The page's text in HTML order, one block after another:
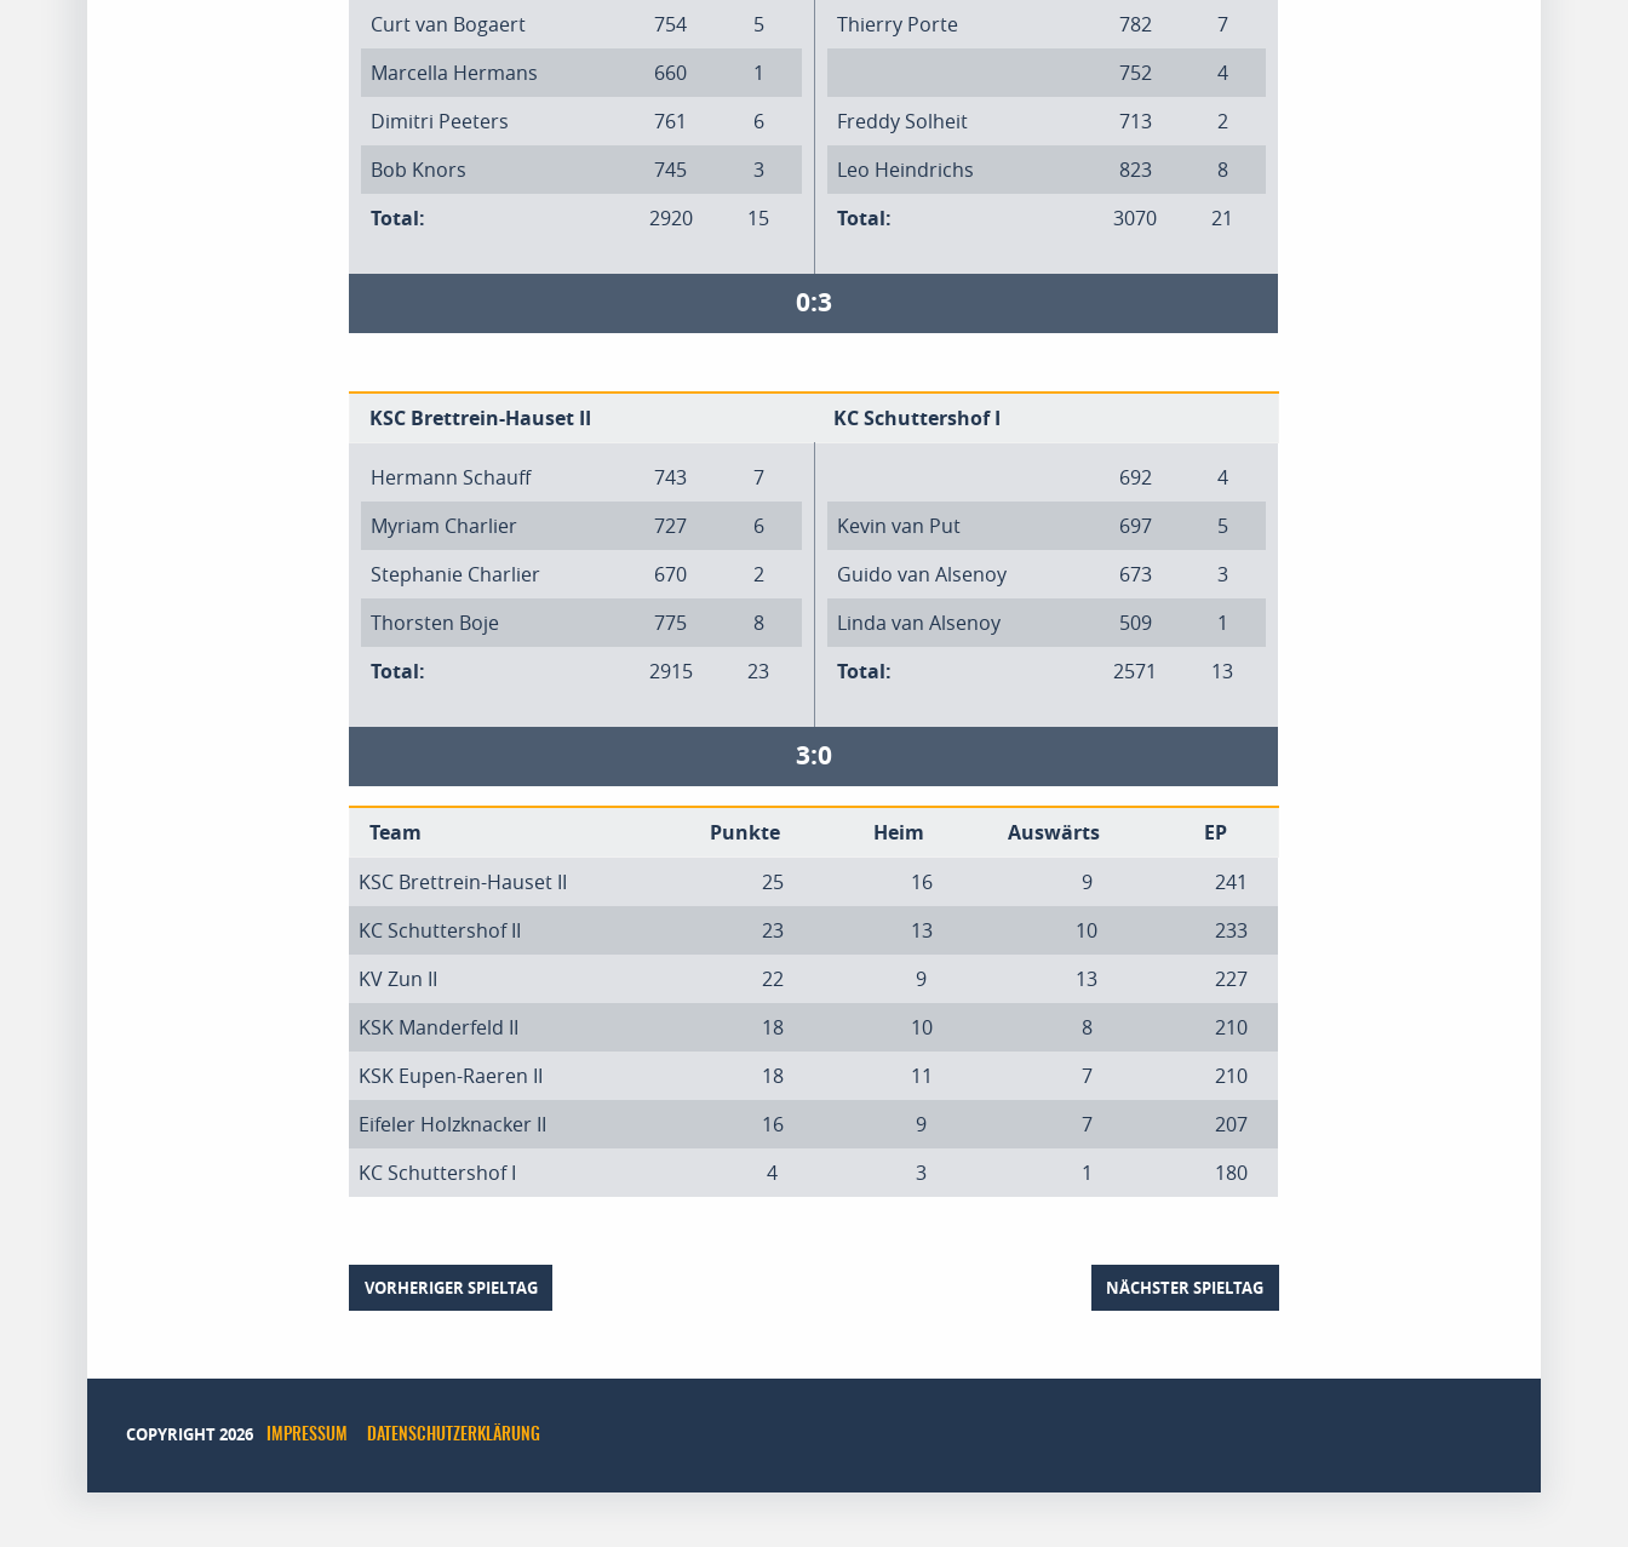
Curt van Bogaert 754
5
Marcella Hermans
660
1
Dimitri Peeters
761
6
Bob Knors
745
3
Total:
2920 15
Thierry Porte 782
7
752
4
Freddy Solheit
713
2
Leo Heindrichs
823
8
Total:
3070 21
0:3
KSC Brettrein-Hauset II KC Schuttershof I
Hermann Schauff 743
7
Myriam Charlier
727
6
Stephanie Charlier
670
2
Thorsten Boje
775
8
Total:
2915 23
692
4
Kevin van Put
697
5
Guido van Alsenoy
673
3
Linda van Alsenoy
509
1
Total:
2571 13
3:0
Team Punkte Heim Auswärts
EP
KSC Brettrein-Hauset II
25 16 9
241
KC Schuttershof II
23 13 10
233
KV Zun II
22 9 13
227
KSK Manderfeld II
18 10 8
210
KSK Eupen-Raeren II
18 11 7
210
Eifeler Holzknacker II
16 9 7
207
KC Schuttershof I
4 3 1 180
VORHERIGER SPIELTAG NÄCHSTER SPIELTAG
COPYRIGHT 2026 IMPRESSUM DATENSCHUTZERKLÄRUNG